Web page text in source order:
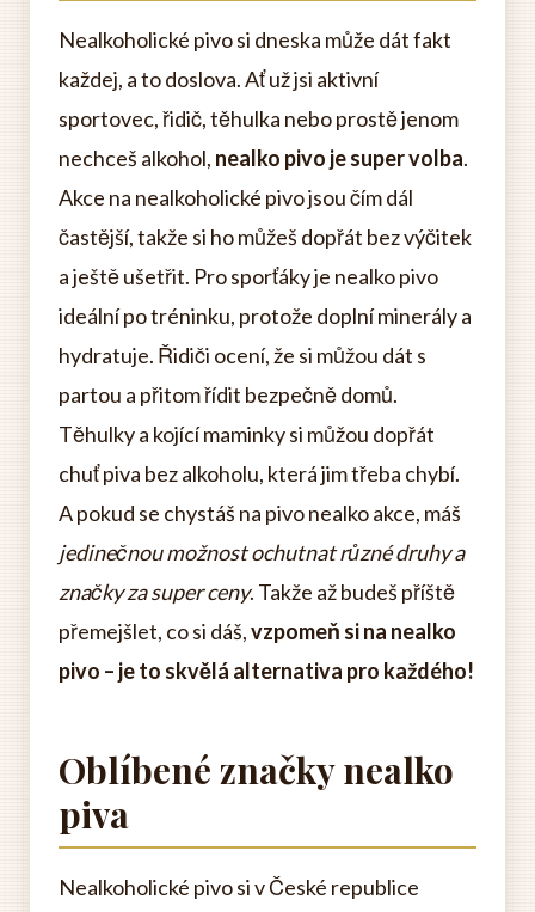
Nealkoholické pivo si dneska může dát fakt
každej, a to doslova. Ať už jsi aktivní
sportovec, řidič, těhulka nebo prostě jenom
nechceš alkohol, nealko pivo je super volba.
Akce na nealkoholické pivo jsou čím dál
častější, takže si ho můžeš dopřát bez výčitek
a ještě ušetřit. Pro sporťáky je nealko pivo
ideální po tréninku, protože doplní minerály a
hydratuje. Řidiči ocení, že si můžou dát s
partou a přitom řídit bezpečně domů.
Těhulky a kojící maminky si můžou dopřát
chuť piva bez alkoholu, která jim třeba chybí.
A pokud se chystáš na pivo nealko akce, máš
jedinečnou možnost ochutnat různé druhy a
značky za super ceny. Takže až budeš příště
přemejšlet, co si dáš,vzpomeň si na nealko
pivo – je to skvělá alternativa pro každého!
Oblíbené značky nealko
piva
Nealkoholické pivo si v České republice